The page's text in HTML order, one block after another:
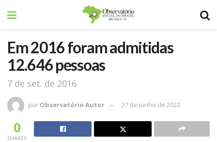
Em 2016 foram admitidas
12.646 pessoas
7 de set. de 2016
por Observatório Autor 27 de junho de 2022
0
SHARES